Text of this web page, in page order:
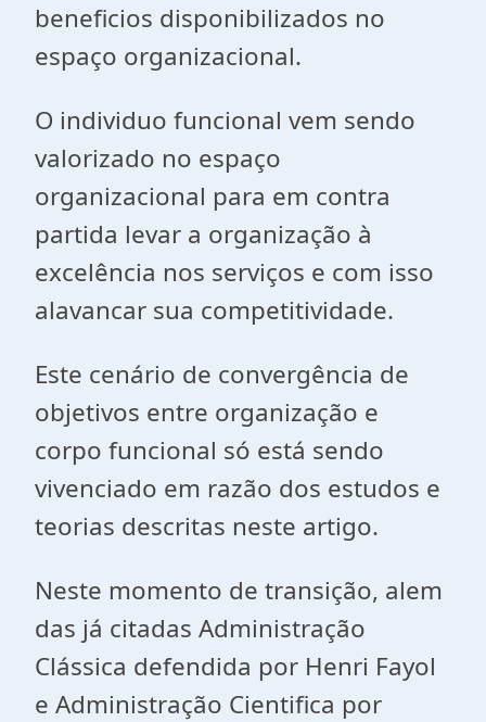
beneficios disponibilizados no
espaço organizacional.
O individuo funcional vem sendo
valorizado no espaço
organizacional para em contra
partida levar a organização à
excelência nos serviços e com isso
alavancar sua competitividade.
Este cenário de convergência de
objetivos entre organização e
corpo funcional só está sendo
vivenciado em razão dos estudos e
teorias descritas neste artigo.
Neste momento de transição, alem
das já citadas Administração
Clássica defendida por Henri Fayol
e Administração Cientifica por